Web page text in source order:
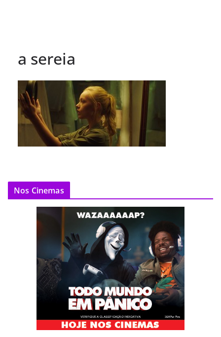
a sereia
Nos Cinemas